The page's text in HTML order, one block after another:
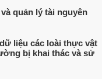
quản lý tài nguyên
liệu các loài thực vật
bị khai thác và sử